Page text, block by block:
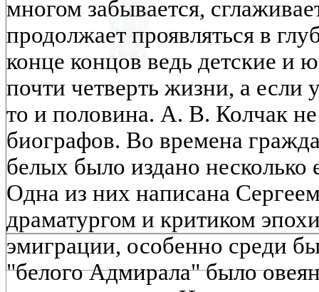
многом забывается,
продолжает проявляться в
конце концов ведь детские и
почти четверть жизни, а если
то и половина. А. В. Колчак
биографов. Во времена
белых было издано несколько
Одна из них написана
драматургом и критиком
эмиграции, особенно среди
"белого Адмирала" было